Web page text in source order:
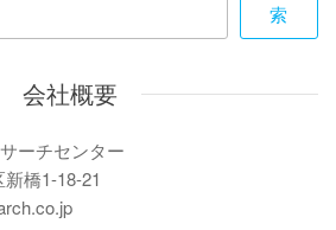
索
会社概要
ーチセンター
橋1-18-21